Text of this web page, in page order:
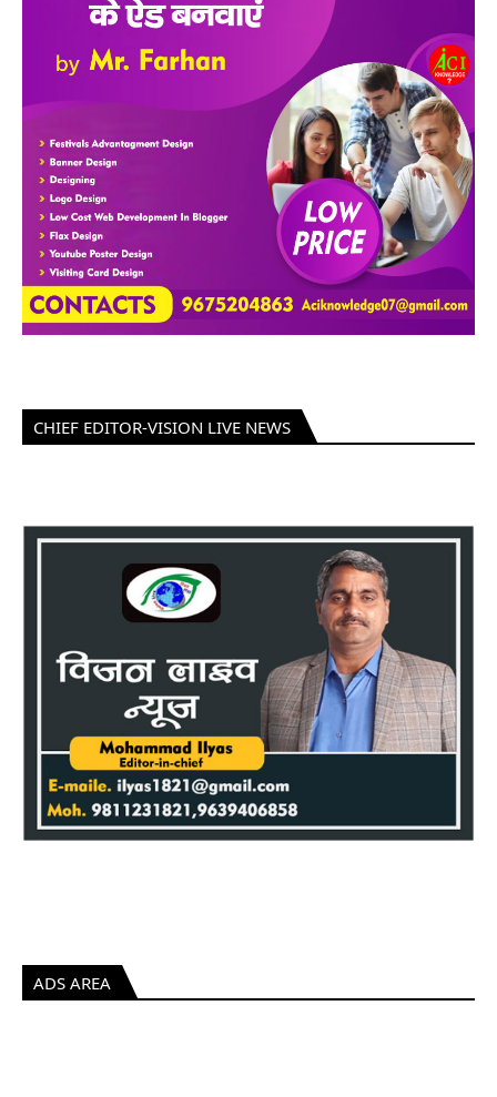
CHIEF EDITOR-VISION LIVE NEWS
ADS AREA